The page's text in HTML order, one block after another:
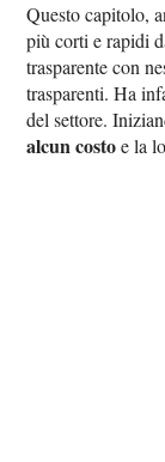
Questo capitolo,
più corti e rapidi
trasparente con
trasparenti. Ha
del settore.
alcun costoe la